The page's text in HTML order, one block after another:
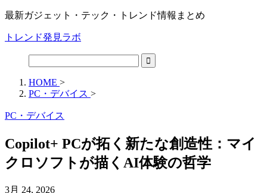
最新ガジェット・テック・トレンド情報まとめ
トレンド発見ラボ
HOME >
PC・デバイス >
PC・デバイス
Copilot+ PCが拓く新たな創造性：マイ
クロソフトが描くAI体験の哲学
3月 24, 2026